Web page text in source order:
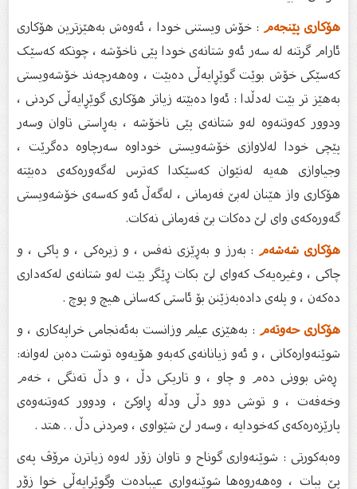
هۆکاری پێنجەم: خۆش ویستنی خودا ، ئەوەش بەهێزترین هۆکاری
ئارام گرتنە لە سەر ئەو شتانەی خودا پێی ناخۆشه ، چونکە کەسێک
کەسێکی خۆش بوێت گوێڕایەڵی دەبێت ، وەهەرچەند خۆشەویستی
بەهێز تر بێت لەدڵدا : ئەوا دەبێتە زیاتر هۆکاری گوێڕایەڵی کردنی ،
ودوور کەوتنەوە لەو شتانەی پێی ناخۆشە ، بەڕاستی تاوان وسەر
پێچی خودا لەلاوازی خۆشەویستی خوداوە سەرچاوە دەگرێت ،
وجیاوازی هەیە لەنێوان کەسێکدا کەترس لەگەورەکەی دەبێتە
هۆکاری واز هێنان لەبێ فەرمانی ، لەگەڵ ئەو کەسەی خۆشەویستی
گەورەکەی وای لێ دەکات بێ فەرمانی نەکات.
هۆکاری شەشەم: بەرز و بەڕێزی نەفس ، و زیرەکی ، و پاکی ، و
چاکی ، وغیرەیەک کەوای لێ بکات ڕێگر بێت لەو شتانەی لەکەداری
دەکەن ، و پلەی دادەبەزێنن بۆ ئاستی کەسانی هیچ و پوچ .
هۆکاری حەوتەم: بەهێزی عیلم وزانست بەئەنجامی خراپەکاری ، و
شوێنەوارەکانی ، و ئەو زیانانەی کەبەو هۆیەوە توشت دەبن لەوانە:
ڕەش بوونی دەم و چاو ، و تاریکی دڵ ، و دڵ تەنگی ، خەم
وخەفەت ، و توشی دوو دڵی ودڵە ڕاوکێ ، ودوور کەوتنەوەی
پارێزەرەکەی کەخودایه ، وسەر لێ شێواوی ، ومردنی دڵ . . هتد .
وەبەکورتی : شوێنەواری گوناح و تاوان زۆر لەوە زیاترن مرۆڤ پەی
پێ ببات ، وەهەروەها شوێنەواری عیبادەت وگوێڕایەڵی خوا زۆر